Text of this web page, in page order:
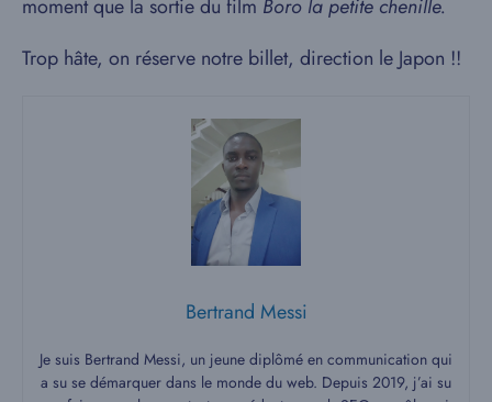
moment que la sortie du film Boro la petite chenille.
Trop hâte, on réserve notre billet, direction le Japon !!
Bertrand Messi
Je suis Bertrand Messi, un jeune diplômé en communication qui
a su se démarquer dans le monde du web. Depuis 2019, j’ai su